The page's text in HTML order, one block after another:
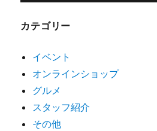
カテゴリー
イベント
オンラインショップ
グルメ
スタッフ紹介
その他